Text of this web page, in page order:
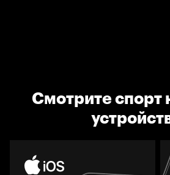
Смотрите спорт